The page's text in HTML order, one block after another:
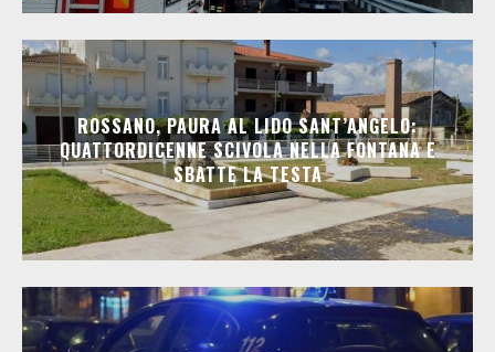
ROSSANO, PAURA AL LIDO SANT’ANGELO:
QUATTORDICENNE SCIVOLA NELLA FONTANA E
SBATTE LA TESTA